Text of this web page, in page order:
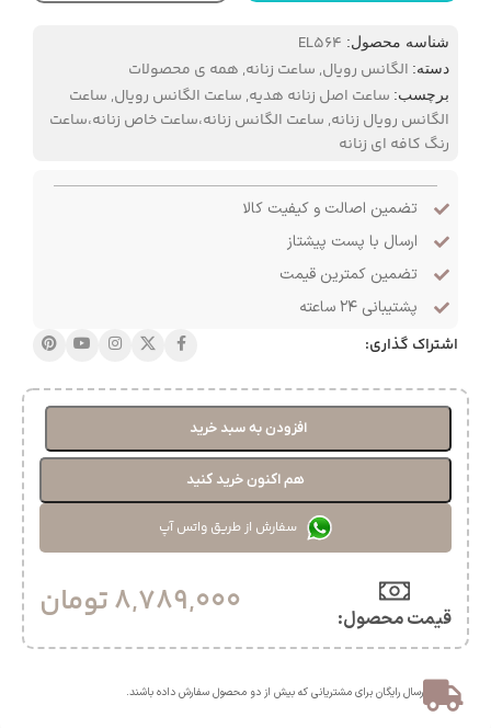
شناسه محصول: EL564
دسته: الگانس رویال, ساعت زنانه, همه ی محصولات
برچسب: ساعت اصل زنانه هدیه, ساعت الگانس رویال, ساعت
الگانس رویال زنانه, ساعت الگانس زنانه،ساعت خاص زنانه،ساعت
رنگ کافه ای زنانه
تضمین اصالت و کیفیت کالا
ارسال با پست پیشتاز
تضمین کمترین قیمت
پشتیبانی ۲۴ ساعته
اشتراک گذاری:
افزودن به سبد خرید
هم اکنون خرید کنید
سفارش از طریق واتس آپ
قیمت محصول:​ 8,789,000تومان
ارسال رایگان برای مشتریانی که بیش از دو محصول سفارش داده باشند.​